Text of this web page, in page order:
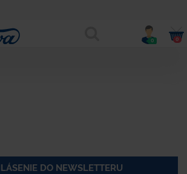
0 0
DO NEWSLETTERU